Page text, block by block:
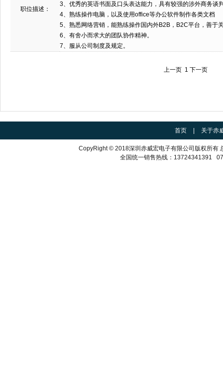
职位描述：
3、优秀的英语书面及口头表达能力，具有较强的涉外商务谈
4、熟练操作电脑，以及使用office等办公软件制作各类文档
5、熟悉网络营销，能熟练操作国内外B2B，B2C平台，善于
6、有舍小而求大的团队协作精神。
7、服从公司制度及规定。
上一页 1 下一页
首页 关于赤
CopyRight © 2018深圳赤威宏电子有限公司版权所有
全国统一销售热线：13724341391